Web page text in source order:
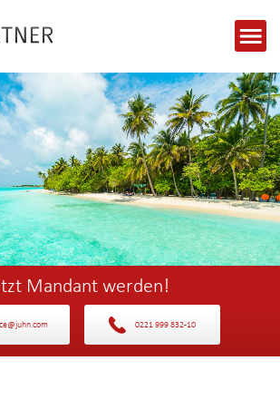
Mandant werden!
0221 999 832-10